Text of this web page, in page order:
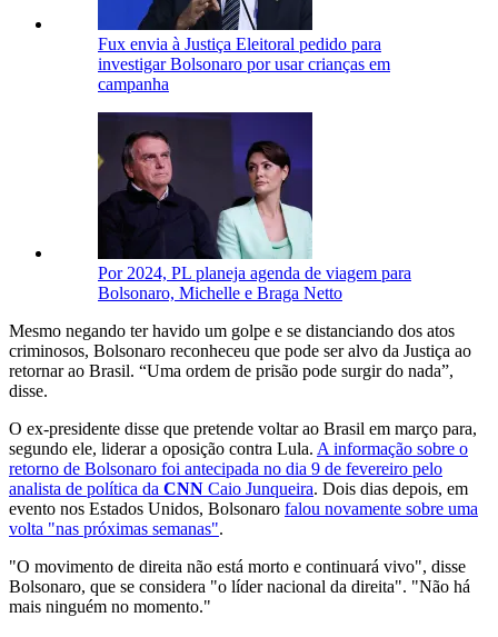
Fux envia à Justiça Eleitoral pedido para
investigar Bolsonaro por usar crianças em
campanha
Por 2024, PL planeja agenda de viagem para
Bolsonaro, Michelle e Braga Netto
Mesmo negando ter havido um golpe e se distanciando dos atos
criminosos, Bolsonaro reconheceu que pode ser alvo da Justiça ao
retornar ao Brasil. “Uma ordem de prisão pode surgir do nada”,
disse.
O ex-presidente disse que pretende voltar ao Brasil em março para,
segundo ele, liderar a oposição contra Lula. A informação sobre o
retorno de Bolsonaro foi antecipada no dia 9 de fevereiro pelo
analista de política da CNN Caio Junqueira. Dois dias depois, em
evento nos Estados Unidos, Bolsonaro falou novamente sobre uma
volta "nas próximas semanas".
"O movimento de direita não está morto e continuará vivo", disse
Bolsonaro, que se considera "o líder nacional da direita". "Não há
mais ninguém no momento."